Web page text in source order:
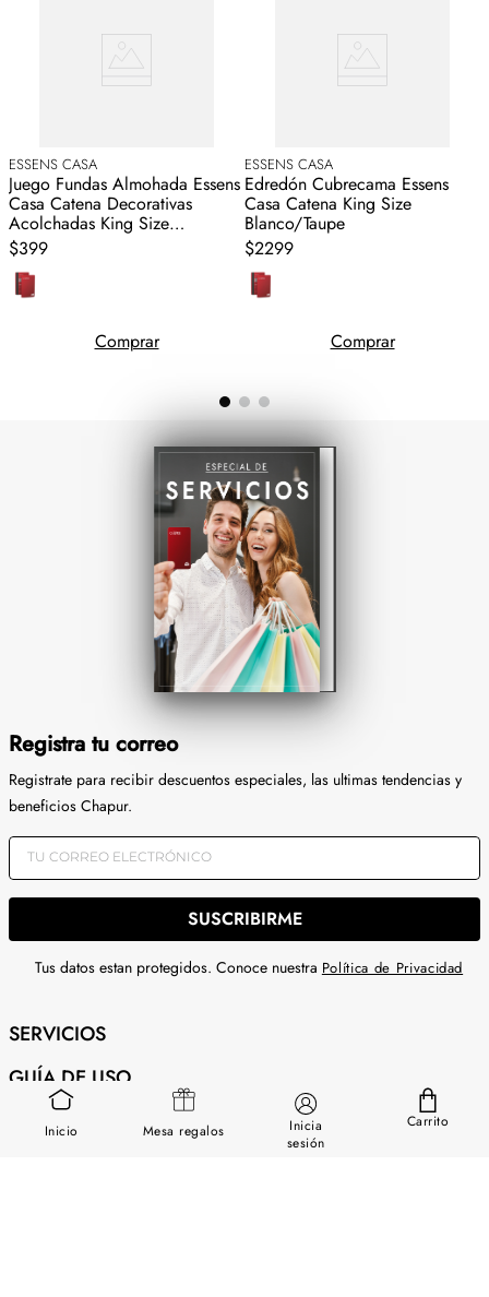
Inicio Mesa regalos
Inicia
sesión
Carrito
ESSENS CASA
Juego Fundas Almohada Essens
Casa Catena Decorativas
Acolchadas King Size
Blanco/Taupe
$399
Comprar
ESSENS CASA
Edredón Cubrecama Essens
Casa Catena King Size
Blanco/Taupe
$2299
Comprar
Registra tu correo
Registrate para recibir descuentos especiales, las ultimas tendencias y
beneficios Chapur.
SUSCRIBIRME
Tus datos estan protegidos. Conoce nuestra Política de Privacidad
SERVICIOS
GUÍA DE USO
SOBRE NOSOTROS